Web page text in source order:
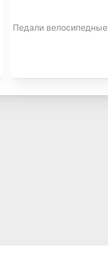
Педали велосипедные